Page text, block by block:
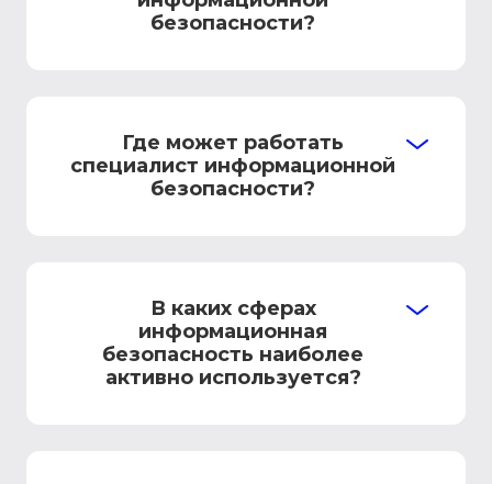
безопасности?
Где может работать
специалист информационной
безопасности?
В каких сферах
информационная
безопасность наиболее
активно используется?